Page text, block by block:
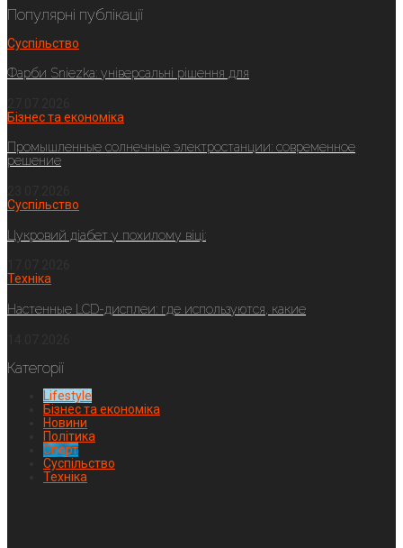
Популярні публікації
Суспільство
Фарби Sniezka: універсальні рішення для
Бізнес та економіка
Промышленные солнечные электростанции: современное
решение
Суспільство
Цукровий діабет у похилому віці:
Техніка
Настенные LCD-дисплеи: где используются, какие
Категорії
Lifestyle
Бізнес та економіка
Новини
Політика
Спорт
Суспільство
Техніка